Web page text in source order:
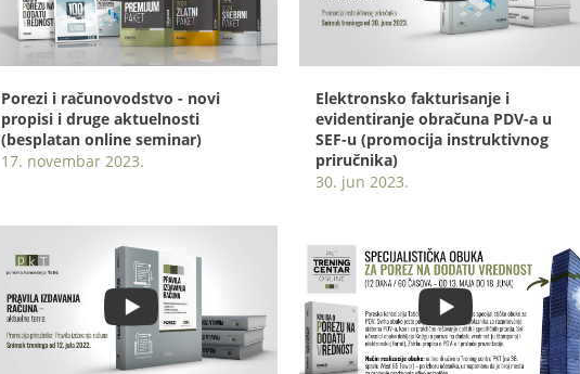
Porezi i računovodstvo - novi
propisi i druge aktuelnosti
(besplatan online seminar)
17. novembar 2023.
Elektronsko fakturisanje i
evidentiranje obračuna PDV-a u
SEF-u (promocija instruktivnog
priručnika)
30. jun 2023.